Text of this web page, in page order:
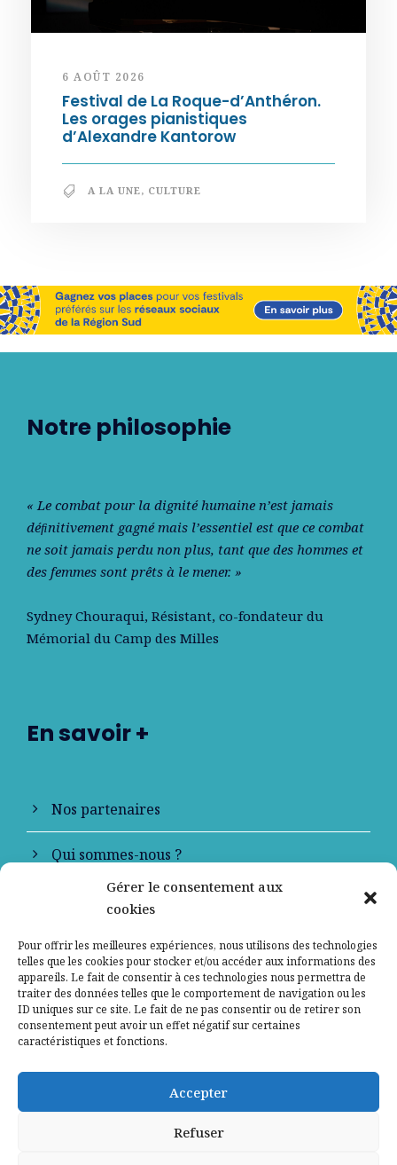
Gérer le consentement aux
cookies
Pour offrir les meilleures expériences, nous utilisons des technologies
telles que les cookies pour stocker et/ou accéder aux informations des
appareils. Le fait de consentir à ces technologies nous permettra de
traiter des données telles que le comportement de navigation ou les
ID uniques sur ce site. Le fait de ne pas consentir ou de retirer son
consentement peut avoir un effet négatif sur certaines
caractéristiques et fonctions.
Accepter
Refuser
6 AOÛT 2026
Festival de La Roque-d’Anthéron.
Les orages pianistiques
d’Alexandre Kantorow
A LA UNE, CULTURE
Notre philosophie
« Le combat pour la dignité humaine n’est jamais
déﬁnitivement gagné mais l’essentiel est que ce combat
ne soit jamais perdu non plus, tant que des hommes et
des femmes sont prêts à le mener. »
Sydney Chouraqui, Résistant, co-fondateur du
Mémorial du Camp des Milles
En savoir +
Nos partenaires
Qui sommes-nous ?
Contactez-nous
Mentions légales
Politique de confidentialité